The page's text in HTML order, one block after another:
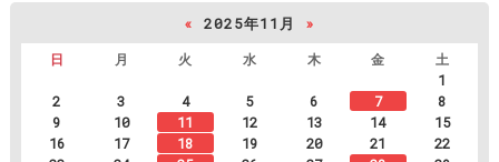
« 2025年11月
»
日
月 火 水 木 金
土
1
2
3 4 5 6 7
8
9
10 11 12 13 14
15
16
17 18 19 20 21
22